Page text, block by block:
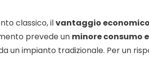
classico, ilvantaggio economico
prevede un minore consumo
un impianto tradizionale. Per un